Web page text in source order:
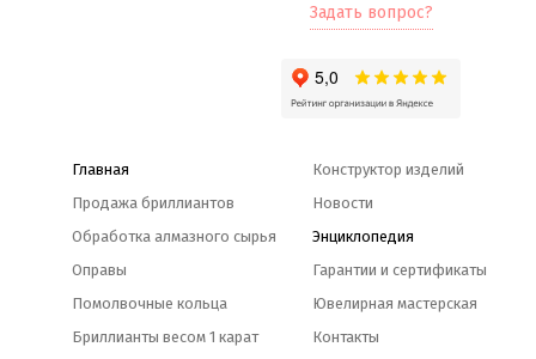
Задать вопрос?
Главная
Продажа бриллиантов
Обработка алмазного сырья
Оправы
Помолвочные кольца
Бриллианты весом 1 карат
Конструктор изделий
Новости
Энциклопедия
Гарантии и сертификаты
Ювелирная мастерская
Контакты